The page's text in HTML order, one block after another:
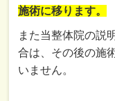
施術に移ります。
また当整体院の説
合は、その後の施
いません。